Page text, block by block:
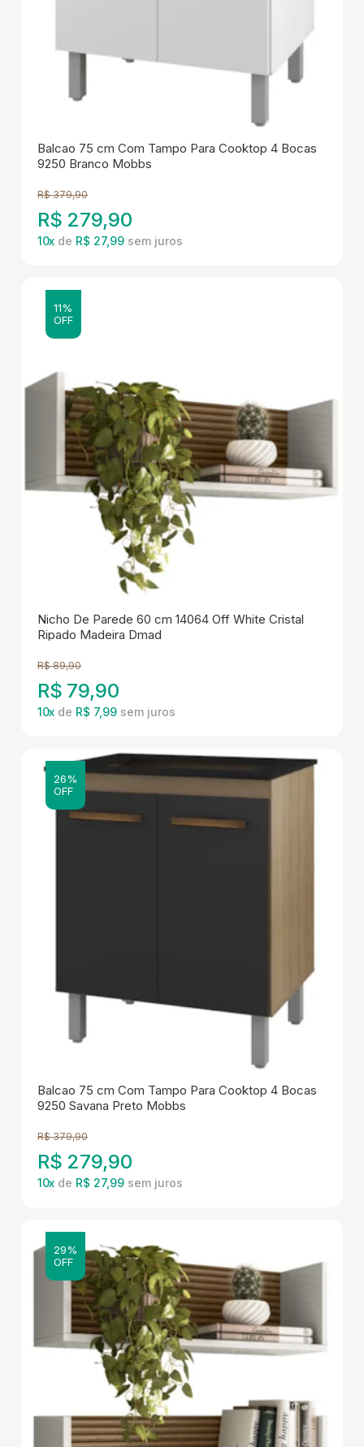
Balcao 75 cm Com Tampo Para Cooktop 4 Bocas
9250 Branco Mobbs
R$ 379,90
R$ 279,90
10x de R$ 27,99
11%
OFF
Nicho De Parede 60 cm 14064 Off White Cristal
Ripado Madeira Dmad
R$ 89,90
R$ 79,90
10x de R$ 7,99
26%
OFF
Balcao 75 cm Com Tampo Para Cooktop 4 Bocas
9250 Savana Preto Mobbs
R$ 379,90
R$ 279,90
10x de R$ 27,99
29%
OFF